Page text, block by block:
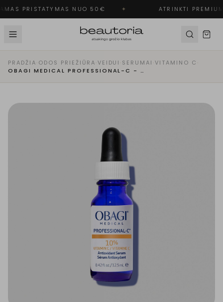
PRISTATYMAS NUO 50€ ✦ ATRINKTI
PRADŽIA·ODOS PRIEŽIŪRA·VEIDUI ·SERUMAI ·VITAMINO C ·
OBAGI MEDICAL PROFESSIONAL-C - VITAMINO C SERUMAS (10%)